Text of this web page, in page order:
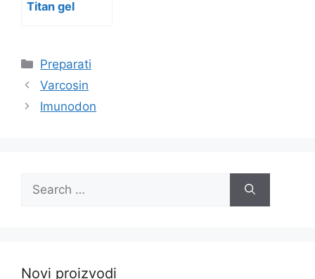
Titan gel
Categories
Preparati
Varcosin
Imunodon
for:
Novi proizvodi